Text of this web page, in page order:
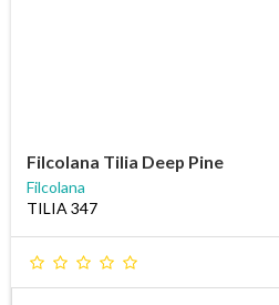
Filcolana Tilia Deep Pine
Filcolana
TILIA 347